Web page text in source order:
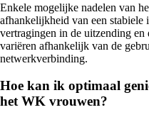
Enkele mogelijke nadelen van
afhankelijkheid van een
vertragingen in de uitzending
variëren afhankelijk van de
netwerkverbinding.
Hoe kan ik optimaal
het WK vrouwen?